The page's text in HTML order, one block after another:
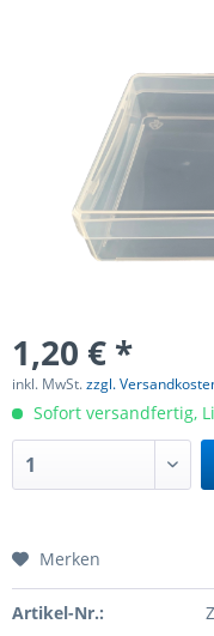
1,20 € *
inkl. MwSt.zzgl.
Sofort versandfertig,
Merken
Artikel-Nr.: